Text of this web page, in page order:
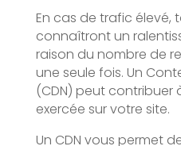
En cas de trafic élevé,
connaîtront un
raison du nombre de
une seule fois. Un
(CDN) peut contribuer
exercée sur votre site.
Un CDN vous permet